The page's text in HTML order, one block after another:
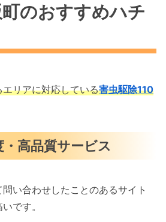
のおすすめハチ
リアに対応している害虫駆除110
高品質サービス
問い合わせしたことのあるサイト
です。